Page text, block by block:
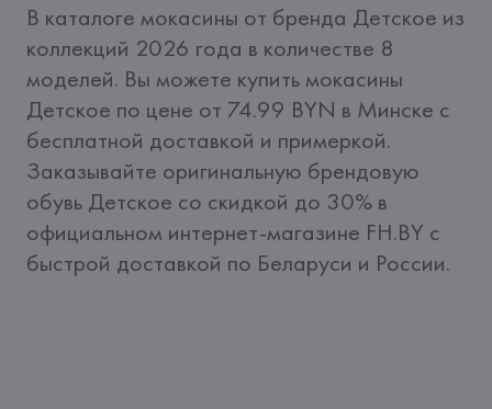
В каталоге мокасины от бренда Детское из
коллекций 2026 года в количестве 8
моделей. Вы можете купить мокасины
Детское по цене от 74.99 BYN в Минске с
бесплатной доставкой и примеркой.
Заказывайте оригинальную брендовую
обувь Детское со скидкой до 30% в
официальном интернет-магазине FH.BY c
быстрой доставкой по Беларуси и России.